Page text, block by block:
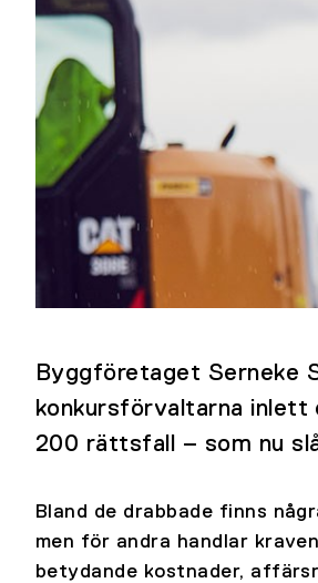
Byggföretaget Serneke
konkursförvaltarna inlett
200 rättsfall – som nu
Bland de drabbade finns
men för andra handlar
betydande kostnader,